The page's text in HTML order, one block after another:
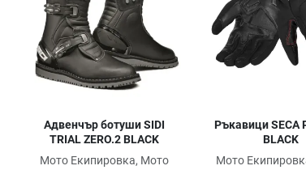
Адвенчър ботуши SIDI
TRIAL ZERO.2 BLACK
Мото Екипировка, Мото
Ръкавици SECA
BLACK
Мото